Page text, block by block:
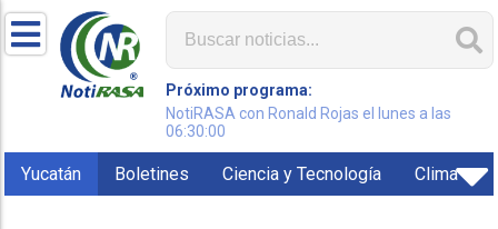
Próximo programa:
NotiRASA con Ronald Rojas el lunes a las
06:30:00
Yucatán Boletines Ciencia y Tecnología Clima